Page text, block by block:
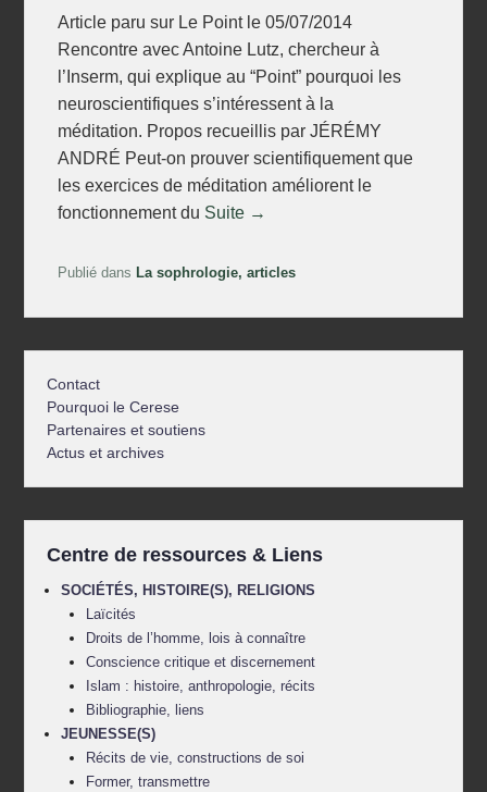
Article paru sur Le Point le 05/07/2014
Rencontre avec Antoine Lutz, chercheur à
l’Inserm, qui explique au “Point” pourquoi les
neuroscientifiques s’intéressent à la
méditation. Propos recueillis par JÉRÉMY
ANDRÉ Peut-on prouver scientifiquement que
les exercices de méditation améliorent le
fonctionnement du Suite →
Publié dans La sophrologie, articles
Contact
Pourquoi le Cerese
Partenaires et soutiens
Actus et archives
Centre de ressources & Liens
SOCIÉTÉS, HISTOIRE(S), RELIGIONS
Laïcités
Droits de l’homme, lois à connaître
Conscience critique et discernement
Islam : histoire, anthropologie, récits
Bibliographie, liens
JEUNESSE(S)
Récits de vie, constructions de soi
Former, transmettre